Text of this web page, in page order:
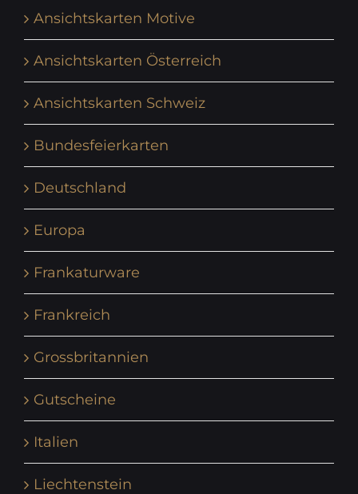
Ansichtskarten Motive
Ansichtskarten Österreich
Ansichtskarten Schweiz
Bundesfeierkarten
Deutschland
Europa
Frankaturware
Frankreich
Grossbritannien
Gutscheine
Italien
Liechtenstein